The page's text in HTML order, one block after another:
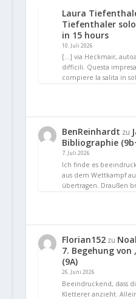
Laura
Tiefenthaler
in 15 hours
10. Juli 2026
[…] via Heckmair,
difficili. Questa
compiere la salita in
BenReinhardt zu
Bibliographie
7. Juli 2026
Ich finde es
aus dem Wettkampf
übertragen. Draußen
Florian152zu
7. Begehung von
(9A)
26. Juni 2026
Beeindruckend, dass
Kletterer anzieht.